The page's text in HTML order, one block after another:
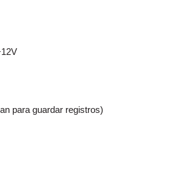
para guardar registros)